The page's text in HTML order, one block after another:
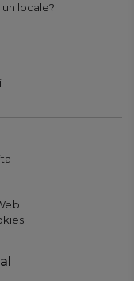
locale?